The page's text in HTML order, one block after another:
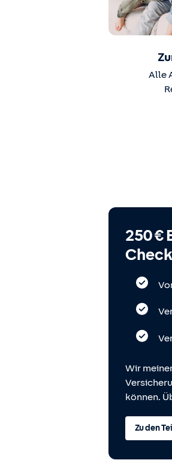
Alle
250 €
Check
Wir
können.
Zu den